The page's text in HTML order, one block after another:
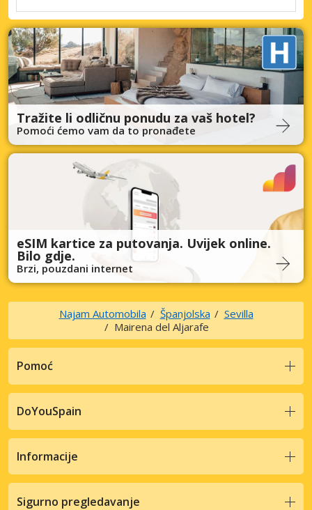
Tražite li odličnu ponudu za vaš hotel?
Pomoći ćemo vam da to pronađete
eSIM kartice za putovanja. Uvijek online.
Bilo gdje.
Brzi, pouzdani internet
Najam Automobila Španjolska
Sevilla
Mairena del Aljarafe
Pomoć
DoYouSpain
Informacije
Sigurno pregledavanje